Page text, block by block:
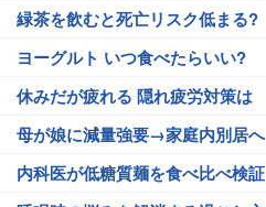
緑茶を飲むと死亡リスク低まる?
ヨーグルト いつ食べたらいい?
休みだが疲れる 隠れ疲労対策は
母が娘に減量強要→家庭内別居へ
内科医が低糖質麺を食べ比べ検証